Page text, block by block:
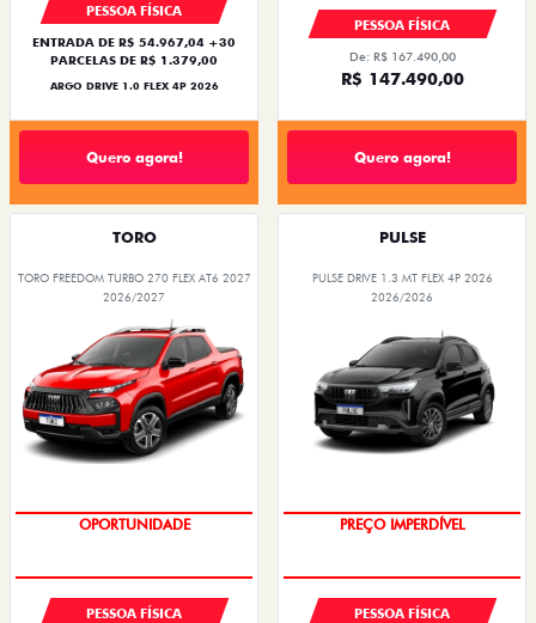
PESSOA FÍSICA
ENTRADA DE R$ 54.967,04 +30
PARCELAS DE R$ 1.379,00
ARGO DRIVE 1.0 FLEX 4P 2026
Quero agora!
PESSOA FÍSICA
De: R$ 167.490,00
R$ 147.490,00
Quero agora!
TORO
TORO FREEDOM TURBO 270 FLEX AT6 2027
2026/2027
OPORTUNIDADE
PESSOA FÍSICA
PULSE
PULSE DRIVE 1.3 MT FLEX 4P 2026
2026/2026
PREÇO IMPERDÍVEL
PESSOA FÍSICA